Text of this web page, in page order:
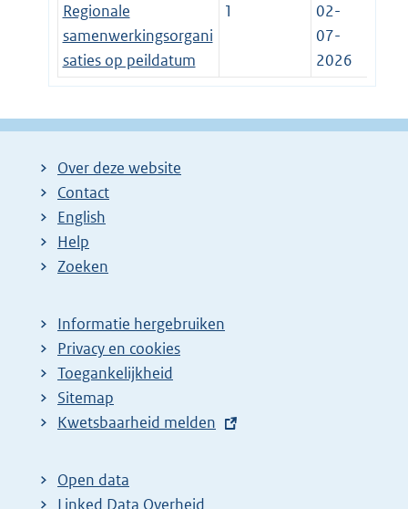
Regionale
samenwerkingsorgani
saties op peildatum
1
02-
07-
2026
Over deze website
Contact
English
Help
Zoeken
Informatie hergebruiken
Privacy en cookies
Toegankelijkheid
Sitemap
E
t
e
Kwetsbaarheid melden
Open data
Linked Data Overheid